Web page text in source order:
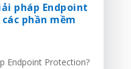
pháp Endpoint
phần mềm
Endpoint Protection?